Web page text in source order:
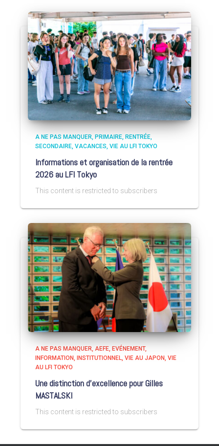
A NE PAS MANQUER PRIMAIRE RENTRÉE
SECONDAIRE VACANCES VIE AU LFI TOKYO
Informations et organisation de la rentrée
2026 au LFI Tokyo
This content is restricted to subscribers
A NE PAS MANQUER AEFE EVÉNEMENT
INFORMATION
INSTITUTIONNEL VIE AU JAPON VIE
AU LFI TOKYO
Une distinction d’excellence pour Gilles
MASTALSKI
This content is restricted to subscribers